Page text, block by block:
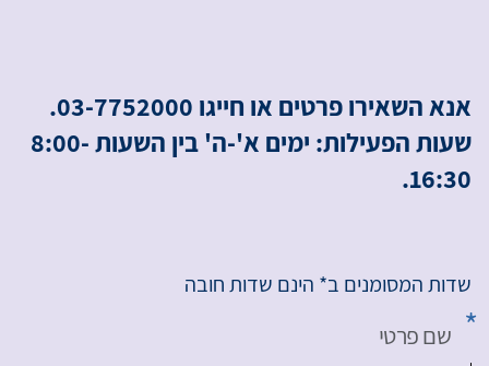
אנא השאירו פרטים או חייגו 03-7752000.
שעות הפעילות: ימים א'-ה' בין השעות 8:00-
16:30.
שדות המסומנים ב* הינם שדות חובה
שם פרטי